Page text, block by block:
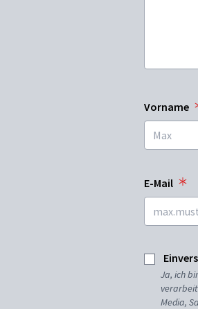
Vorname
E-Mail
Ja, ich
Media,